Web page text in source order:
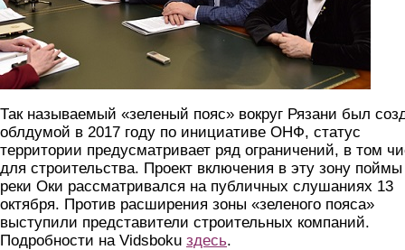
Так называемый «зеленый пояс» вокруг Рязани был
облдумой в 2017 году по инициативе ОНФ, статус
территории предусматривает ряд ограничений, в том
для строительства. Проект включения в эту зону поймы
реки Оки рассматривался на публичных слушаниях 13
октября. Против расширения зоны «зеленого пояса»
выступили представители строительных компаний.
Подробности на Vidsboku здесь.